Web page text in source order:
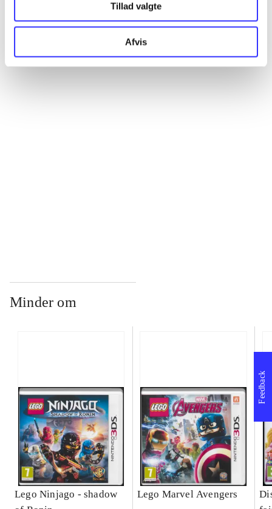
Tillad valgte
Afvis
Alle registrerede artikler fordelt på udgivelser
Minder om
Lego Ninjago - shadow
Lego Marvel Avengers
Feedback